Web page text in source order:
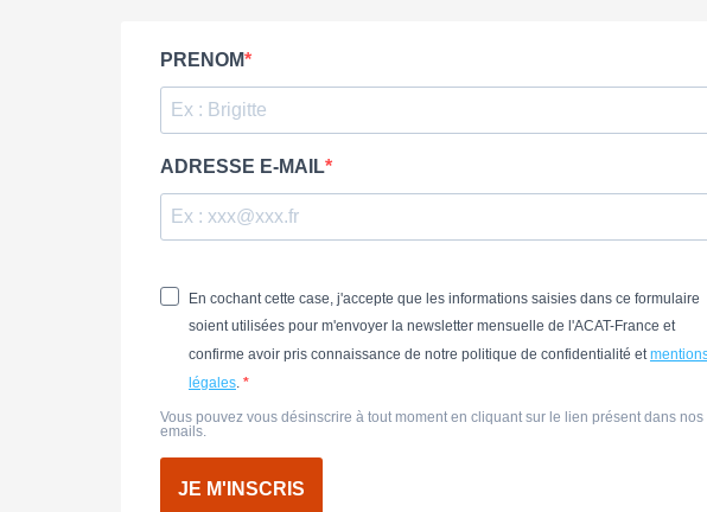
PRENOM
ADRESSE E-MAIL
En cochant cette case, j'accepte que les informations saisies dans ce formulaire
soient utilisées pour m'envoyer la newsletter mensuelle de l'ACAT-France et
confirme avoir pris connaissance de notre politique de confidentialité et
légales.
Vous pouvez vous désinscrire à tout moment en cliquant sur le lien présent dans nos
emails.
JE M'INSCRIS